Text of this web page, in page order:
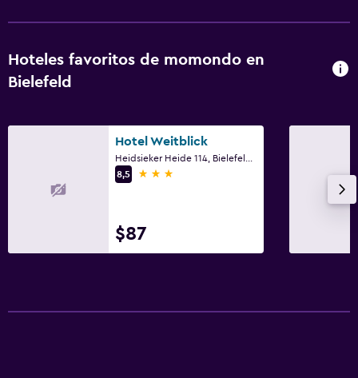
Hoteles favoritos de momondo en
Bielefeld
Hotel Weitblick
8,5
3 estrellas
$87